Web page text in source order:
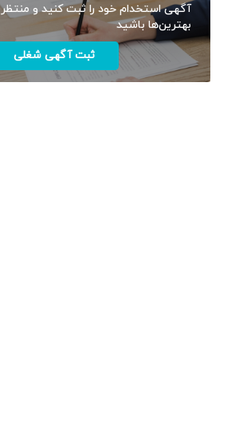
آگهی استخدام خود را ثبت کنید و منتظر
بهترین‌ها باشید
ثبت آگهی شغلی